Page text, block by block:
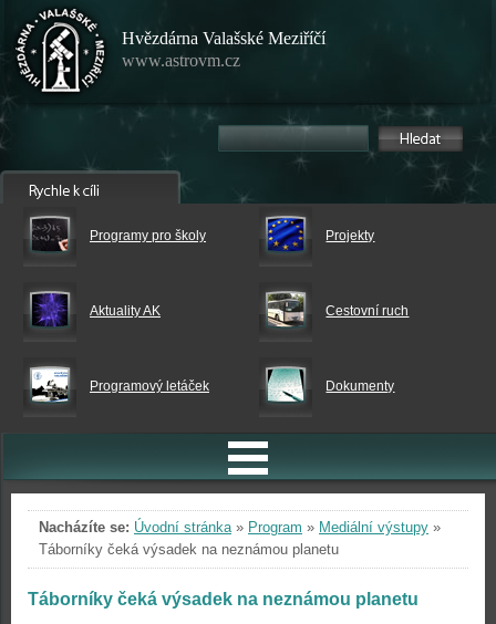
Hvězdárna Valašské Meziříčí
www.astrovm.cz
Programy pro školy Projekty
Aktuality AK Cestovní ruch
Programový letáček Dokumenty
Nacházíte se: Úvodní stránka» Program » Mediální výstupy »
Táborníky čeká výsadek na neznámou planetu
Táborníky čeká výsadek na neznámou planetu